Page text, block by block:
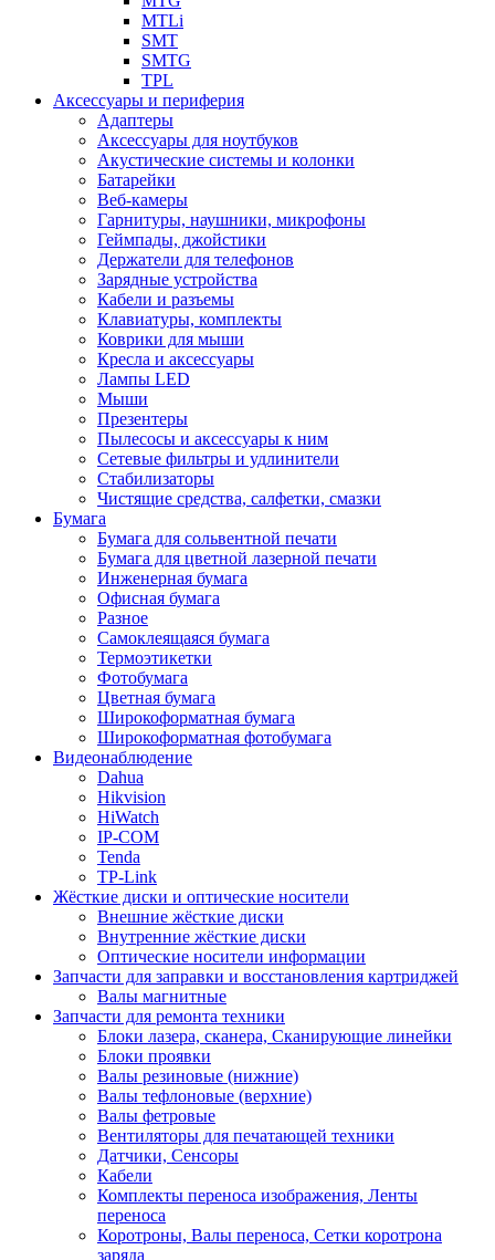
MTLi
SMT
SMTG
TPL
Аксессуары и периферия
Адаптеры
Аксессуары для ноутбуков
Акустические системы и колонки
Батарейки
Веб-камеры
Гарнитуры, наушники, микрофоны
Геймпады, джойстики
Держатели для телефонов
Зарядные устройства
Кабели и разъемы
Клавиатуры, комплекты
Коврики для мыши
Кресла и аксессуары
Лампы LED
Мыши
Презентеры
Пылесосы и аксессуары к ним
Сетевые фильтры и удлинители
Стабилизаторы
Чистящие средства, салфетки, смазки
Бумага
Бумага для сольвентной печати
Бумага для цветной лазерной печати
Инженерная бумага
Офисная бумага
Разное
Самоклеящаяся бумага
Термоэтикетки
Фотобумага
Цветная бумага
Широкоформатная бумага
Широкоформатная фотобумага
Видеонаблюдение
Dahua
Hikvision
HiWatch
IP-COM
Tenda
TP-Link
Жёсткие диски и оптические носители
Внешние жёсткие диски
Внутренние жёсткие диски
Оптические носители информации
Запчасти для заправки и восстановления картриджей
Валы магнитные
Запчасти для ремонта техники
Блоки лазера, сканера, Сканирующие линейки
Блоки проявки
Валы резиновые (нижние)
Валы тефлоновые (верхние)
Валы фетровые
Вентиляторы для печатающей техники
Датчики, Сенсоры
Кабели
Комплекты переноса изображения, Ленты
переноса
Коротроны, Валы переноса, Сетки коротрона
заряда